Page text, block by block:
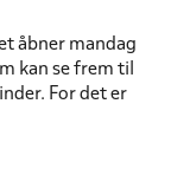
åbner mandag
kan se frem til
For det er